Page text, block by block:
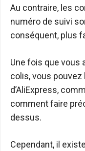
Au contraire, les
numéro de suivi
conséquent, plus
Une fois que vous
colis, vous
d’AliExpress,
comment faire
dessus.
Cependant, il